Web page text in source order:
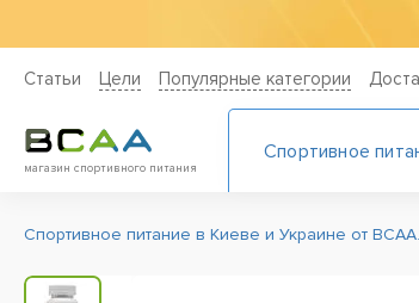
Статьи Цели Популярные категории
магазин спортивного питания
Спортивное
Спортивное питание в Киеве и Украине от